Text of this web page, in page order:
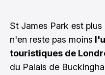
St James Park est
n'en reste pas moins
touristiques de
du Palais de